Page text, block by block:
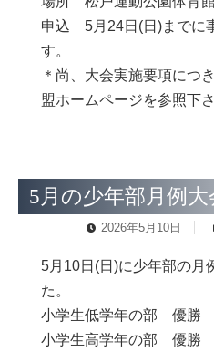
申込 5月24日(日)までに
す。
＊尚、大会実施要項につ
盟ホームページを参照下さ
5月の少年部月例大
2026年5月10日
5月10日(日)に少年部の月
た。
小学生低学年の部 優
小学生高学年の部 優